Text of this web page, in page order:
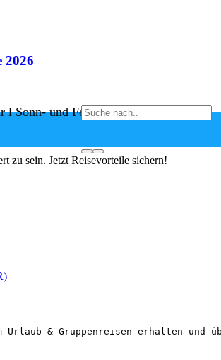
Sonn- und Feiertage 11 – 22 Uhr
2026
zu sein. Jetzt Reisevorteile sichern!
Urlaub & Gruppenreisen erhalten